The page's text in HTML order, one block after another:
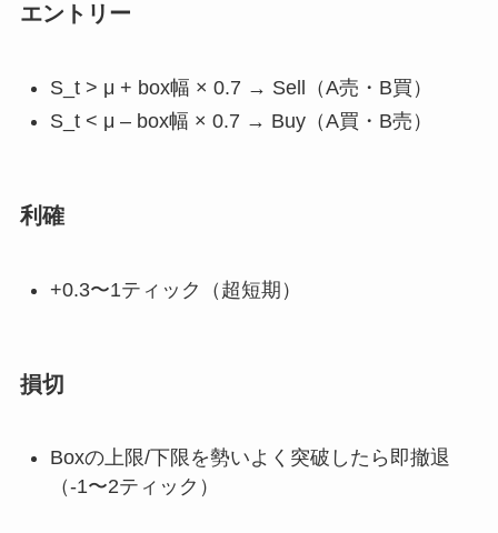
エントリー
S_t > μ + box幅 × 0.7 → Sell（A売・B買）
S_t < μ – box幅 × 0.7 → Buy（A買・B売）
利確
+0.3〜1ティック（超短期）
損切
Boxの上限/下限を勢いよく突破したら即撤退
（-1〜2ティック）